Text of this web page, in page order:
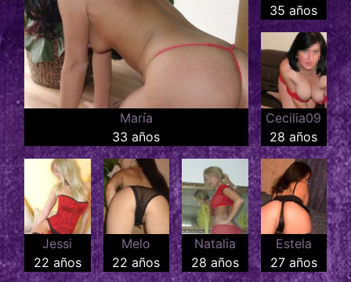
María
33 años
35 años
Cecilia09
28 años
Jessi
22 años
Melo
22 años
Natalia
28 años
Estela
27 años